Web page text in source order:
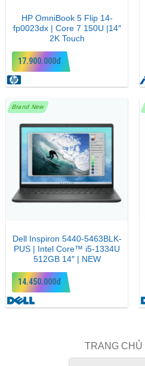
HP OmniBook 5 Flip 14-
fp0023dx | Core 7 150U |14″
2K Touch
17.900.000đ
Brand New
Dell Inspiron 5440-5463BLK-
PUS | Intel Core™ i5-1334U
512GB 14″ | NEW
14.450.000đ
TRANG CHỦ